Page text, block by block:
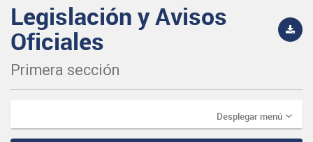
Legislación y Avisos
Oficiales
Primera sección
Desplegar menú